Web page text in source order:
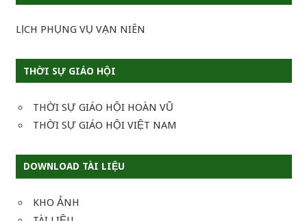
LỊCH PHỤNG VỤ VẠN NIÊN
THỜI SỰ GIÁO HỘI
THỜI SỰ GIÁO HỘI HOÀN VŨ
THỜI SỰ GIÁO HỘI VIỆT NAM
DOWNLOAD TÀI LIỆU
KHO ẢNH